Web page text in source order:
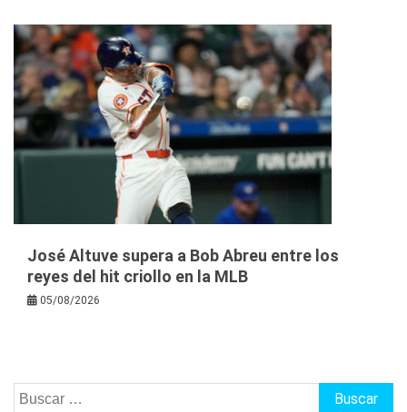
José Altuve supera a Bob Abreu entre los
reyes del hit criollo en la MLB
05/08/2026
Buscar: